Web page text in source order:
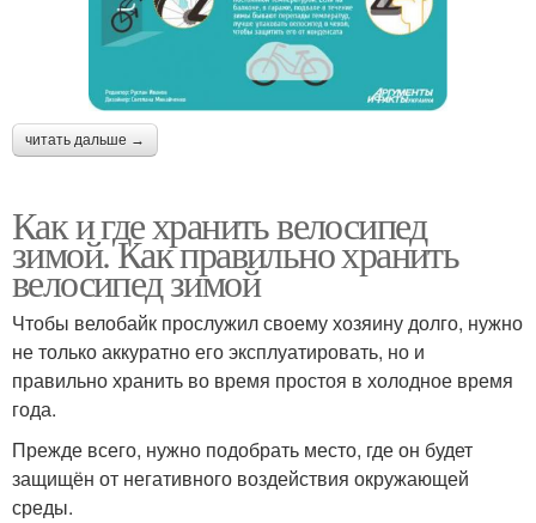
читать дальше →
Как и где хранить велосипед
зимой. Как правильно хранить
велосипед зимой
Чтобы велобайк прослужил своему хозяину долго, нужно
не только аккуратно его эксплуатировать, но и
правильно хранить во время простоя в холодное время
года.
Прежде всего, нужно подобрать место, где он будет
защищён от негативного воздействия окружающей
среды.